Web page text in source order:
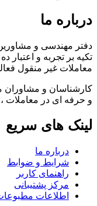
درباره ما
دفتر مهندسی و
تکیه بر تجربه و اعتبار
معاملات غیر منقول
کارشناسان و مشاوران
و حرفه ای در معاملات ،
لینک های سریع
درباره ما
شرایط و ضوابط
راهنمای کاربر
مرکز پشتیبانی
اطلاعات